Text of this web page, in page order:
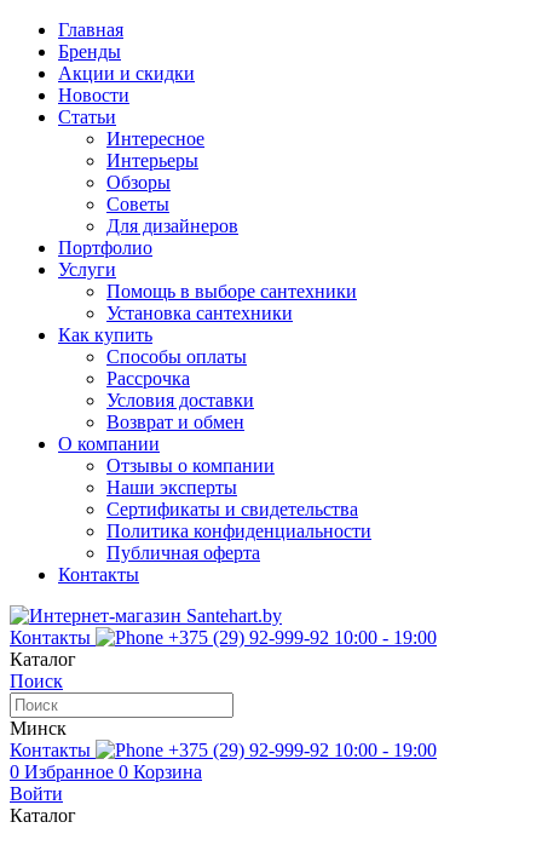
Главная
Бренды
Акции и скидки
Новости
Статьи
Интересное
Интерьеры
Обзоры
Советы
Для дизайнеров
Портфолио
Услуги
Помощь в выборе сантехники
Установка сантехники
Как купить
Способы оплаты
Рассрочка
Условия доставки
Возврат и обмен
О компании
Отзывы о компании
Наши эксперты
Сертификаты и свидетельства
Политика конфиденциальности
Публичная оферта
Контакты
Контакты +375 (29) 92-999-92 10:00 - 19:00
Каталог
Поиск
Минск
Контакты
+375 (29) 92-999-92 10:00 - 19:00
0 Избранное 0 Корзина
Войти
Каталог